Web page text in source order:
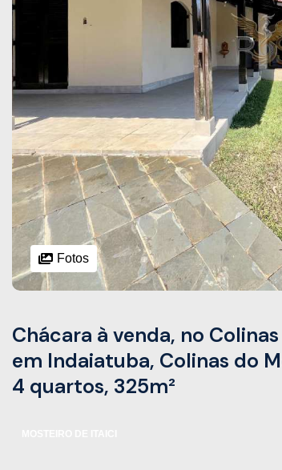
Fotos
Chácara à venda, no
em Indaiatuba, Colinas do
4 quartos, 325m²